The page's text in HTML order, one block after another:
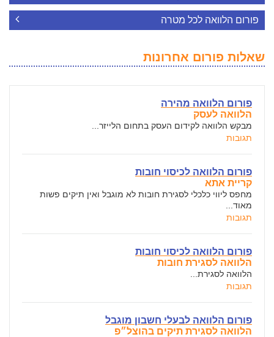
פורום הלוואה לכל מטרה
שאלות פורום אחרונות
פורום הלוואה מהירה
הלוואה לעסק
מבקש הלוואה לקידום העסק בתחום הלייזר...
תגובות
פורום הלוואה לכיסוי חובות
קריית אתא
מחפס ליווי כלכלי לסגירת חובות לא מוגבל ואין תיקים פשות
מאוד...
תגובות
פורום הלוואה לכיסוי חובות
הלוואה לסגירת חובות
הלוואה לסגירת...
תגובות
פורום הלוואה לבעלי חשבון מוגבל
הלוואה לסגירת תיקים בהוצל״פ